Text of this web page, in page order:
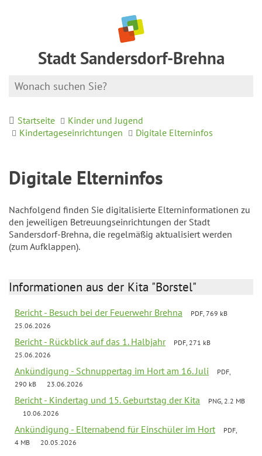
Stadt Sandersdorf-Brehna
Startseite
Kinder und Jugend
Kindertageseinrichtungen
Digitale Elterninfos
Digitale Elterninfos
Nachfolgend finden Sie digitalisierte Elterninformationen zu
den jeweiligen Betreuungseinrichtungen der Stadt
Sandersdorf-Brehna, die regelmäßig aktualisiert werden
(zum Aufklappen).
Informationen aus der Kita "Borstel"
Bericht - Besuch bei der Feuerwehr Brehna
PDF, 769 kB
25.06.2026
Bericht - Rückblick auf das 1. Halbjahr
PDF, 271 kB
25.06.2026
Ankündigung - Schnuppertag im Hort am 16. Juli
PDF,
290 kB
23.06.2026
Bericht - Kindertag und 15. Geburtstag der Kita
PNG, 2.2 MB
10.06.2026
Ankündigung - Elternabend für Einschüler im Hort
PDF,
4 MB
20.05.2026